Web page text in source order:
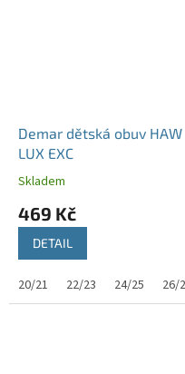
Demar dětská obuv HAW
LUX EXC
Skladem
469 Kč
DETAIL
20/21 22/23 24/25 26/